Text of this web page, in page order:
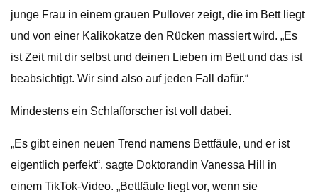
junge Frau in einem grauen Pullover zeigt, die im Bett liegt
und von einer Kalikokatze den Rücken massiert wird. „Es
ist Zeit mit dir selbst und deinen Lieben im Bett und das ist
beabsichtigt. Wir sind also auf jeden Fall dafür.“
Mindestens ein Schlafforscher ist voll dabei.
„Es gibt einen neuen Trend namens Bettfäule, und er ist
eigentlich perfekt“, sagte Doktorandin Vanessa Hill in
einem TikTok-Video. „Bettfäule liegt vor, wenn sie